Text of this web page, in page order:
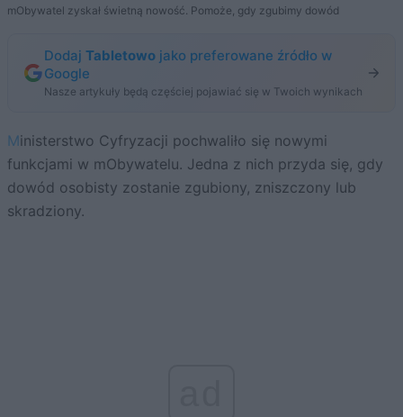
mObywatel zyskał świetną nowość. Pomoże, gdy zgubimy dowód
Dodaj Tabletowo jako preferowane źródło w
Google
Nasze artykuły będą częściej pojawiać się w Twoich wynikach
Ministerstwo Cyfryzacji pochwaliło się nowymi
funkcjami w mObywatelu. Jedna z nich przyda się, gdy
dowód osobisty zostanie zgubiony, zniszczony lub
skradziony.